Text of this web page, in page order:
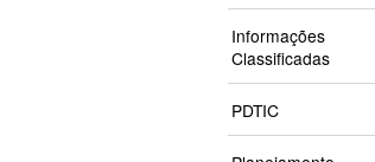
Informações
Classificadas
PDTIC